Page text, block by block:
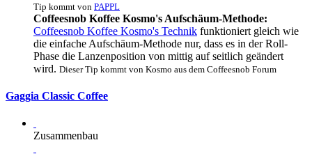
Tip kommt von PAPPL
Coffeesnob Koffee Kosmo's Aufschäum-Methode:
Coffeesnob Koffee Kosmo's Technik funktioniert gleich wie
die einfache Aufschäum-Methode nur, dass es in der Roll-
Phase die Lanzenposition von mittig auf seitlich geändert
wird. Dieser Tip kommt von Kosmo aus dem Coffeesnob Forum
Gaggia Classic Coffee
Zusammenbau